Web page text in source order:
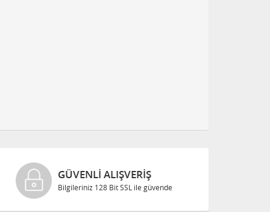
GÜVENLI ALIŞVERIŞ
Bilgileriniz 128 Bit SSL ile güvende